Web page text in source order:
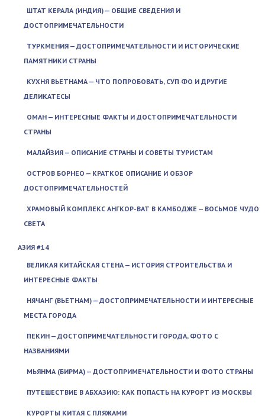
ШТАТ КЕРАЛА (ИНДИЯ) — ОБЩИЕ СВЕДЕНИЯ И
ДОСТОПРИМЕЧАТЕЛЬНОСТИ
ТУРКМЕНИЯ — ДОСТОПРИМЕЧАТЕЛЬНОСТИ И ИСТОРИЧЕСКИЕ
ПАМЯТНИКИ СТРАНЫ
КУХНЯ ВЬЕТНАМА — ЧТО ПОПРОБОВАТЬ, СУП ФО И ДРУГИЕ
ДЕЛИКАТЕСЫ
ОМАН — ИНТЕРЕСНЫЕ ФАКТЫ И ДОСТОПРИМЕЧАТЕЛЬНОСТИ
СТРАНЫ
МАЛАЙЗИЯ — ОПИСАНИЕ СТРАНЫ И СОВЕТЫ ТУРИСТАМ
ОСТРОВ БОРНЕО — КРАТКОЕ ОПИСАНИЕ И ОБЗОР
ДОСТОПРИМЕЧАТЕЛЬНОСТЕЙ
ХРАМОВЫЙ КОМПЛЕКС АНГКОР-ВАТ В КАМБОДЖЕ — ВОСЬМОЕ ЧУДО
СВЕТА
АЗИЯ #14
ВЕЛИКАЯ КИТАЙСКАЯ СТЕНА — ИСТОРИЯ СТРОИТЕЛЬСТВА И
ИНТЕРЕСНЫЕ ФАКТЫ
НЯЧАНГ (ВЬЕТНАМ) — ДОСТОПРИМЕЧАТЕЛЬНОСТИ И ИНТЕРЕСНЫЕ
МЕСТА ГОРОДА
ПЕКИН — ДОСТОПРИМЕЧАТЕЛЬНОСТИ ГОРОДА, ФОТО С
НАЗВАНИЯМИ
МЬЯНМА (БИРМА) — ДОСТОПРИМЕЧАТЕЛЬНОСТИ И ФОТО СТРАНЫ
ПУТЕШЕСТВИЕ В АБХАЗИЮ: КАК ПОПАСТЬ НА КУРОРТ ИЗ МОСКВЫ
КУРОРТЫ КИТАЯ С ПЛЯЖАМИ